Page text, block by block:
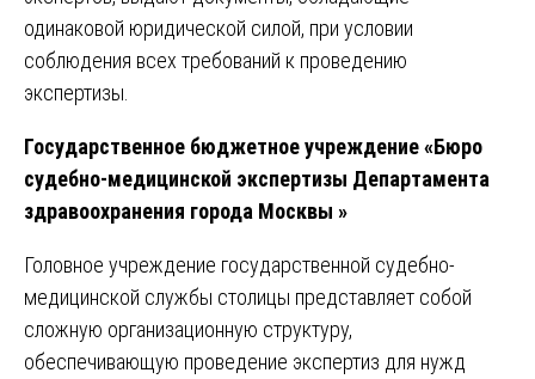
одинаковой юридической силой, при условии
соблюдения всех требований к проведению
экспертизы.
Государственное бюджетное учреждение «Бюро
судебно-медицинской экспертизы Департамента
здравоохранения города Москвы »
Головное учреждение государственной судебно-
медицинской службы столицы представляет собой
сложную организационную структуру,
обеспечивающую проведение экспертиз для нужд